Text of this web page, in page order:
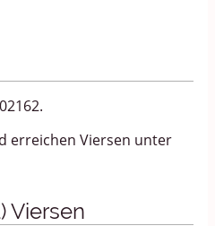
erreichen Viersen unter
Viersen